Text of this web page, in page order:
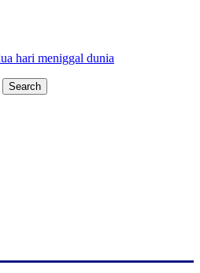
hari meniggal dunia